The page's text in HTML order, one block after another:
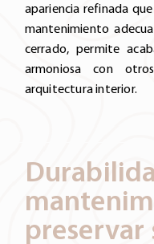
apariencia refinada
mantenimiento
cerrado, permite
armoniosa con
arquitectura interior.
preservar